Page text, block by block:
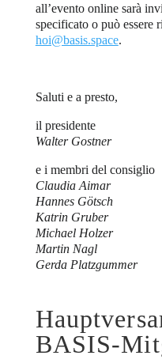
all’evento online sarà
specificato o può essere
hoi@basis.space.
Saluti e a presto,
il presidente
Walter Gostner
e i membri del consiglio
Claudia Aimar
Hannes Götsch
Katrin Gruber
Michael Holzer
Martin Nagl
Gerda Platzgummer
BASIS-